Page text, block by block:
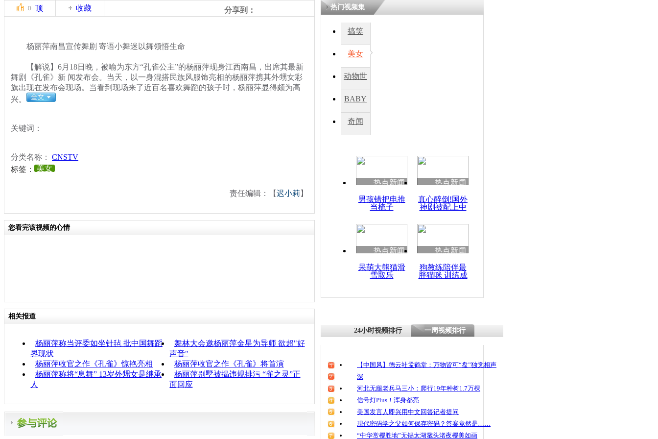
0 顶 收藏 分享到：
杨丽萍南昌宣传舞剧 寄语小舞迷以舞领悟生命
【解说】6月18日晚，被喻为东方“孔雀公主”的杨丽萍现身江西南昌，出席其最新
舞剧《孔雀》新 闻发布会。当天，以一身混搭民族风服饰亮相的杨丽萍携其外甥女彩
旗出现在发布会现场。当看到现场来了近百名喜欢舞蹈的孩子时，杨丽萍显得颇为高
兴。
关键词：
分类名称： CNSTV
标签：
美女
责任编辑：【迟小莉 】
您看完该视频的心情
相关报道
杨丽萍称当评委如坐针毡 批中国舞蹈
界现状
舞林大会邀杨丽萍金星为导师 欲超"好
声音"
杨丽萍收官之作《孔雀》惊艳亮相
杨丽萍收官之作《孔雀》将首演
杨丽萍称将“息舞” 13岁外甥女是继承
人
杨丽萍别墅被揭违规排污 “雀之灵”正
面回应
热门视频集
搞笑
美女
动物世
BABY
秀
奇闻
热点新闻
男孩错把电推
当梳子
热点新闻
真心醉倒!国外
神剧被配上中
热点新闻
呆萌大熊猫滑
雪取乐
热点新闻
狗教练陪伴最
胖猫咪 训练成
24小时视频排行 一周视频排行
【中国风】德云社孟鹤堂：万物皆可“盘”独觉相声
深
河北无腿老兵马三小：爬行19年种树1.7万棵
信号灯Plus！浑身都亮
美国发言人即兴用中文回答记者提问
现代密码学之父如何保存密码？答案竟然是……
“中华赏樱胜地”无锡太湖鼋头渚夜樱美如画